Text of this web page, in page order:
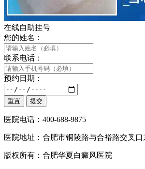
在线自助挂号
您的姓名：
联系电话：
预约日期：
医院电话：400-688-9875
医院地址：合肥市铜陵路与合裕路交叉
版权所有：合肥华夏白癜风医院